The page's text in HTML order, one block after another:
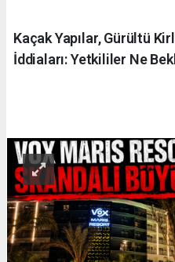
Kaçak Yapılar, Gürültü
İddiaları: Yetkililer Ne